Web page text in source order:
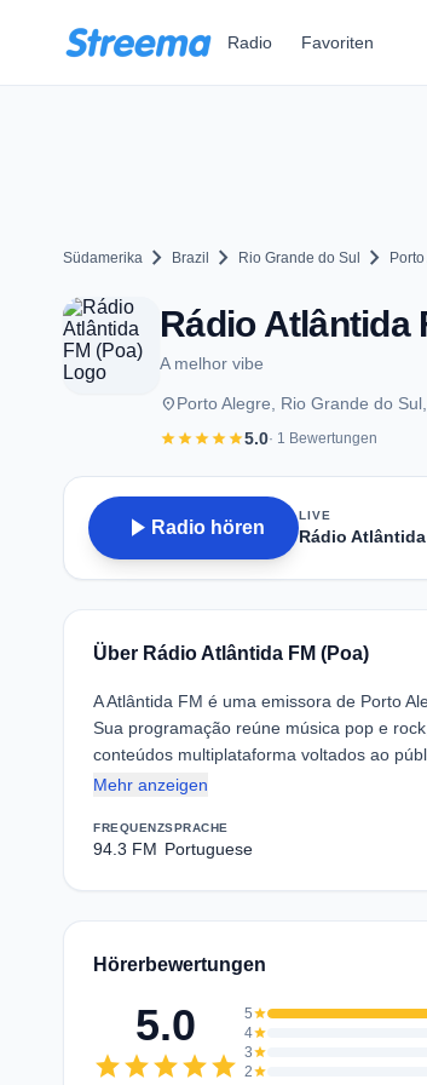
Radio Favoriten
Südamerika chevron_right Brazil chevron_right Rio Grande do Sul chevron_right
Rádio Atlântida
A melhor vibe
placePorto Alegre, Rio Grande do
starstarstarstarstar5.0· 1 Bewertungen
play_arrow Radio hören
LIVE
Rádio
Über Rádio Atlântida FM (Poa)
A Atlântida FM é uma emissora de Porto
Sua programação reúne música pop e
conteúdos multiplataforma voltados ao
Mehr anzeigen
FREQUENZ
94.3 FM
SPRACHE
Portuguese
Hörerbewertungen
5.0
starstarstarstarstar
5star
4star
3star
2star